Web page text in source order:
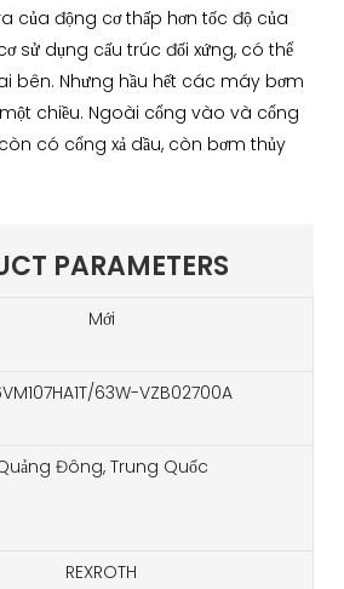
của động cơ thấp hơn tốc độ của
sử dụng cấu trúc đối xứng, có thể
bên. Nhưng hầu hết các máy bơm
chiều. Ngoài cổng vào và cổng
có cổng xả dầu, còn bơm thủy
PARAMETERS
Mới
63W-VZB02700A
Đông, Trung Quốc
REXROTH